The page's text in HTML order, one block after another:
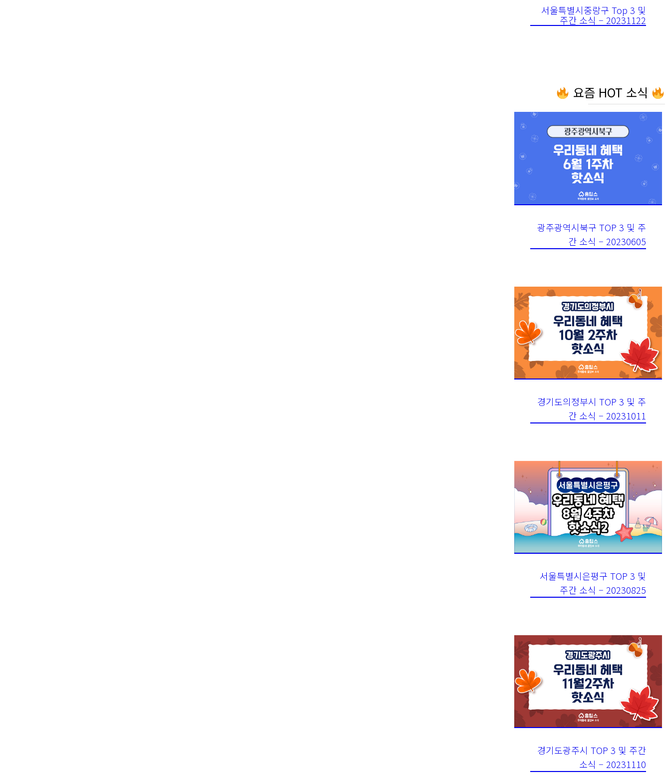
서울특별시중랑구 Top 3 및
주간 소식 – 20231122
요즘 HOT 소식
광주광역시북구 TOP 3 및 주
간 소식 – 20230605
경기도의정부시 TOP 3 및 주
간 소식 – 20231011
서울특별시은평구 TOP 3 및
주간 소식 – 20230825
경기도광주시 TOP 3 및 주간
소식 – 20231110